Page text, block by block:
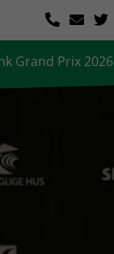
Grand Prix 2026